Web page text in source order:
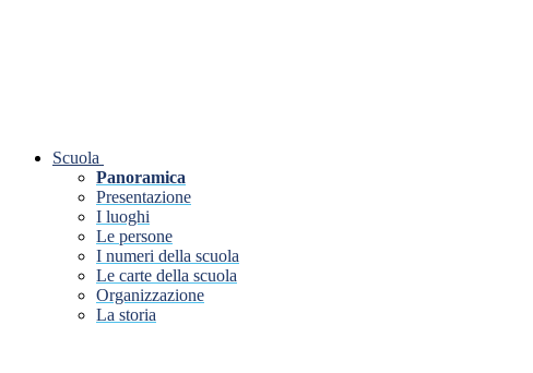
Scuola
Panoramica
Presentazione
I luoghi
Le persone
I numeri della scuola
Le carte della scuola
Organizzazione
La storia